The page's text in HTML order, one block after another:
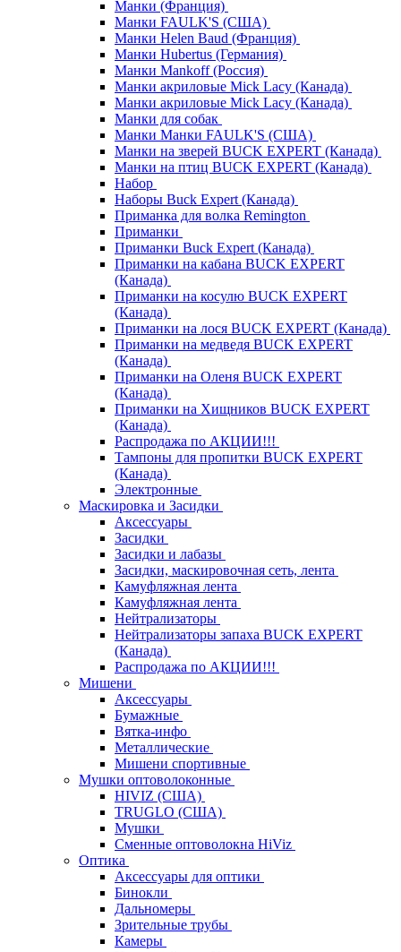
Манки (Франция)
Манки FAULK'S (США)
Манки Helen Baud (Франция)
Манки Hubertus (Германия)
Манки Mankoff (Россия)
Манки акриловые Mick Lacy (Канада)
Манки акриловые Mick Lacy (Канада)
Манки для собак
Манки Манки FAULK'S (США)
Манки на зверей BUCK EXPERT (Канада)
Манки на птиц BUCK EXPERT (Канада)
Набор
Наборы Buck Expert (Канада)
Приманка для волка Remington
Приманки
Приманки Buck Expert (Канада)
Приманки на кабана BUCK EXPERT
(Канада)
Приманки на косулю BUCK EXPERT
(Канада)
Приманки на лося BUCK EXPERT (Канада)
Приманки на медведя BUCK EXPERT
(Канада)
Приманки на Оленя BUCK EXPERT
(Канада)
Приманки на Хищников BUCK EXPERT
(Канада)
Распродажа по АКЦИИ!!!
Тампоны для пропитки BUCK EXPERT
(Канада)
Электронные
Маскировка и Засидки
Аксессуары
Засидки
Засидки и лабазы
Засидки, маскировочная сеть, лента
Камуфляжная лента
Камуфляжная лента
Нейтрализаторы
Нейтрализаторы запаха BUCK EXPERT
(Канада)
Распродажа по АКЦИИ!!!
Мишени
Аксессуары
Бумажные
Вятка-инфо
Металлические
Мишени спортивные
Мушки оптоволоконные
HIVIZ (США)
TRUGLO (США)
Мушки
Сменные оптоволокна HiViz
Оптика
Аксессуары для оптики
Бинокли
Дальномеры
Зрительные трубы
Камеры